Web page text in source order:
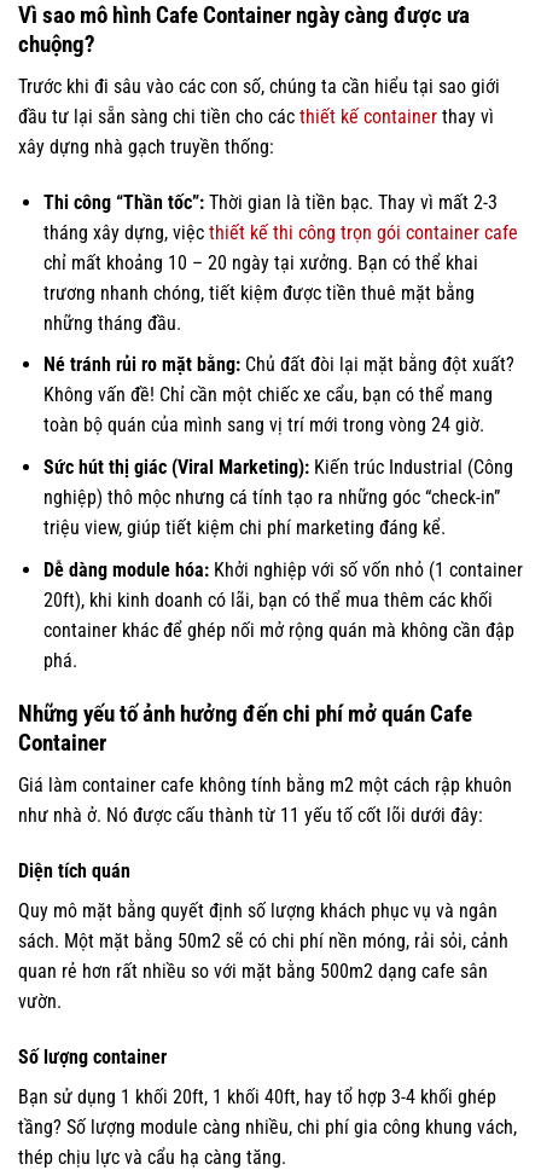
Vì sao mô hình Cafe Container ngày càng được ưa
chuộng?
Trước khi đi sâu vào các con số, chúng ta cần hiểu tại sao giới
đầu tư lại sẵn sàng chi tiền cho các thiết kế container thay vì
xây dựng nhà gạch truyền thống:
Thi công “Thần tốc”:Thời gian là tiền bạc. Thay vì mất 2-3
tháng xây dựng, việc thiết kế thi công trọn gói container cafe
chỉ mất khoảng 10 – 20 ngày tại xưởng. Bạn có thể khai
trương nhanh chóng, tiết kiệm được tiền thuê mặt bằng
những tháng đầu.
Né tránh rủi ro mặt bằng:Chủ đất đòi lại mặt bằng đột xuất?
Không vấn đề! Chỉ cần một chiếc xe cẩu, bạn có thể mang
toàn bộ quán của mình sang vị trí mới trong vòng 24 giờ.
Sức hút thị giác (Viral Marketing):Kiến trúc Industrial (Công
nghiệp) thô mộc nhưng cá tính tạo ra những góc “check-in”
triệu view, giúp tiết kiệm chi phí marketing đáng kể.
Dễ dàng module hóa:Khởi nghiệp với số vốn nhỏ (1 container
20ft), khi kinh doanh có lãi, bạn có thể mua thêm các khối
container khác để ghép nối mở rộng quán mà không cần đập
phá.
Những yếu tố ảnh hưởng đến chi phí mở quán Cafe
Container
Giá làm container cafe không tính bằng m2 một cách rập khuôn
như nhà ở. Nó được cấu thành từ 11 yếu tố cốt lõi dưới đây:
Diện tích quán
Quy mô mặt bằng quyết định số lượng khách phục vụ và ngân
sách. Một mặt bằng 50m2 sẽ có chi phí nền móng, rải sỏi, cảnh
quan rẻ hơn rất nhiều so với mặt bằng 500m2 dạng cafe sân
vườn.
Số lượng container
Bạn sử dụng 1 khối 20ft, 1 khối 40ft, hay tổ hợp 3-4 khối ghép
tầng? Số lượng module càng nhiều, chi phí gia công khung vách,
thép chịu lực và cẩu hạ càng tăng.